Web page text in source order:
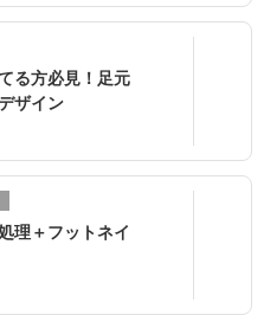
る方必見！足元
ザイン
理＋フットネイ